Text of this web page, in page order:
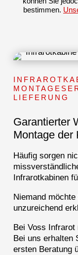
bestimmen.
LIEFERUNG
Garantierter
Montage der
Häufig sorgen
Infrarotkabinen
Niemand
unzureichend
Bei Voss
Bei uns erhalten
ersten Beratung